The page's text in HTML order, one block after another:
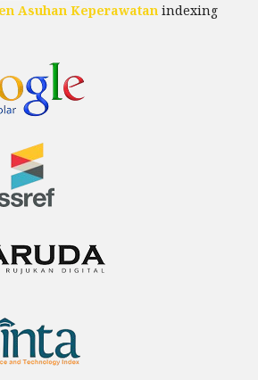
Asuhan Keperawatan indexing